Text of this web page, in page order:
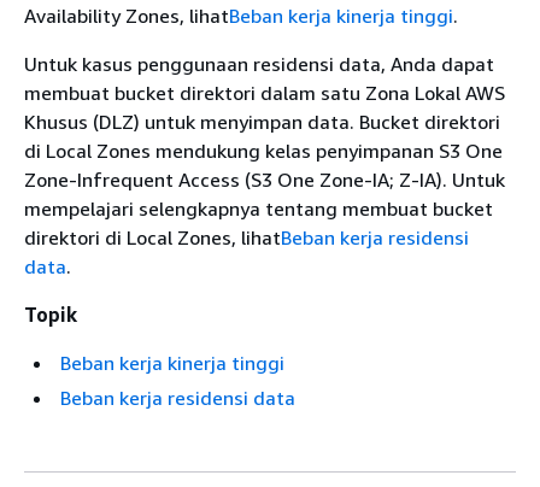
Availability Zones, lihatBeban kerja kinerja tinggi.
Untuk kasus penggunaan residensi data, Anda dapat
membuat bucket direktori dalam satu Zona Lokal AWS
Khusus (DLZ) untuk menyimpan data. Bucket direktori
di Local Zones mendukung kelas penyimpanan S3 One
Zone-Infrequent Access (S3 One Zone-IA; Z-IA). Untuk
mempelajari selengkapnya tentang membuat bucket
direktori di Local Zones, lihatBeban kerja residensi
data.
Topik
Beban kerja kinerja tinggi
Beban kerja residensi data